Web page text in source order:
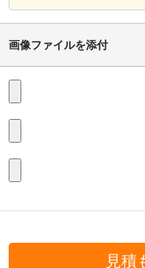
画像ファイルを添付
見積